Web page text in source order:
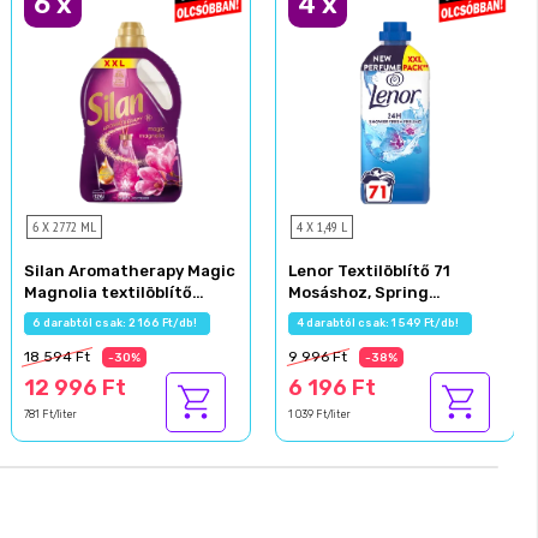
6 X 2772 ML
Silan Aromatherapy Magic
Magnolia textilöblítő
koncentrátum 126 mosás
2772 ml
6 darabtól csak: 2 166 Ft/db!
18 594 Ft -30%
12 996 Ft
781 Ft/liter
4 X 1,49 L
Lenor Textilöblítő 71
Mosáshoz, Spring
Awakening
4 darabtól csak: 1 549 Ft/db!
9 996 Ft -38%
6 196 Ft
1 039 Ft/liter